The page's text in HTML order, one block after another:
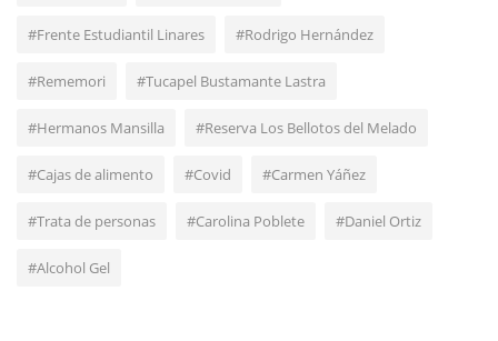
#Frente Estudiantil Linares #Rodrigo Hernández
#Rememori #Tucapel Bustamante Lastra
#Hermanos Mansilla #Reserva Los Bellotos del Melado
#Cajas de alimento #Covid #Carmen Yáñez
#Trata de personas #Carolina Poblete #Daniel Ortiz
#Alcohol Gel